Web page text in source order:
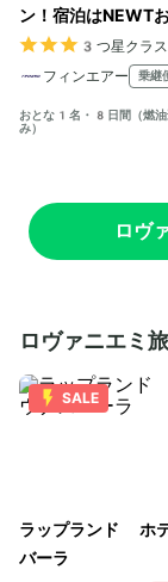
ン！宿泊はNEWT
3つ星クラス
フィンエアー
乗継
おとな1名・8日間（燃油
み）
ロヴ
ロヴァニエミ
SALE
ラップランド ホ
バーラ